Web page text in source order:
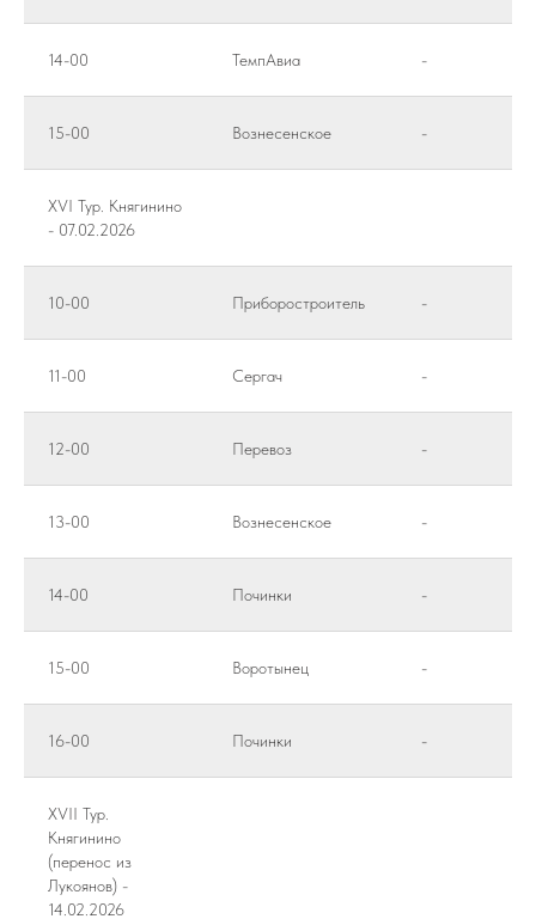
14-00 ТемпАвиа -
15-00 Вознесенское -
XVI Тур. Княгинино
- 07.02.2026
10-00 Приборостроитель -
11-00 Сергач -
12-00 Перевоз -
13-00 Вознесенское -
14-00 Починки -
15-00 Воротынец -
16-00 Починки -
XVII Тур.
Княгинино
(перенос из
Лукоянов) -
14.02.2026